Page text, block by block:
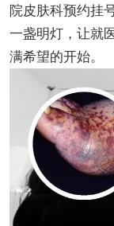
院皮肤科预约挂
一盏明灯，让就
满希望的开始。